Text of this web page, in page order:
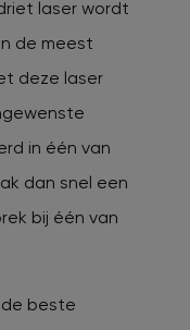
laser wordt
de meest
deze laser
in één van
dan snel een
bij één van
de beste